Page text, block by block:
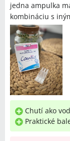
jedna ampulka
kombináciu s
Chutí ako
Praktické